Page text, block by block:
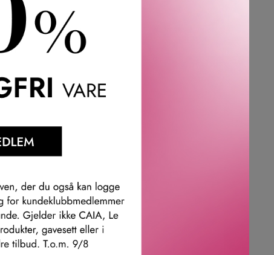
INGREDIENSER
selvpleierutine i ett praktisk sett – perfekt som gave,
hårpleierutinen starter med en koffein shampoo for å
beriket med vitamin C og peptider, for å jevne
Hyaluronic Acid Skin Hydrator 6,5ml og 24H Hydrating
om oss